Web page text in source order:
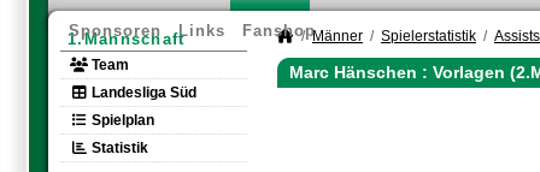
Sponsoren Links Fanshop
1.Mannschaft
Team
Landesliga Süd
Spielplan
Statistik
Männer Spielerstatistik Assists
Marc Hänschen : Vorlagen